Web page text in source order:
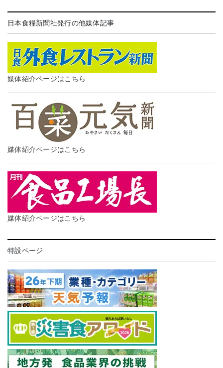
日本食糧新聞社発行の他媒体記事
媒体紹介ページはこちら
媒体紹介ページはこちら
媒体紹介ページはこちら
特設ページ